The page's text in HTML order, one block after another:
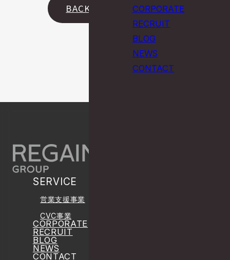
CORPORATE
RECRUIT
BLOG
NEWS
CONTACT
BACK
SERVICE
営業支援事業
CVC事業
CORPORATE
RECRUIT
BLOG
NEWS
CONTACT